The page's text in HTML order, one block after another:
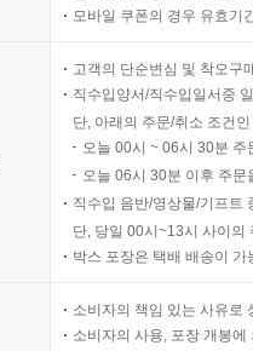
모바일 쿠폰의 경우 유효기
고객의 단순변심 및 착오구
직수입양서/직수입일서중
단, 아래의 주문/취소 조건
오늘 00시 ~ 06시 30분
오늘 06시 30분 이후 주
직수입 음반/영상물/기프트
단, 당일 00시~13시 사이의
박스 포장은 택배 배송이
소비자의 책임 있는 사유로
소비자의 사용, 포장 개봉